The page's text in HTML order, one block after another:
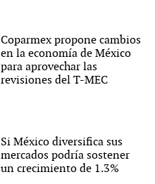
Coparmex propone cambios
en la economía de México
para aprovechar las
revisiones del T-MEC
Si México diversifica sus
mercados podría sostener
un crecimiento de 1.3%